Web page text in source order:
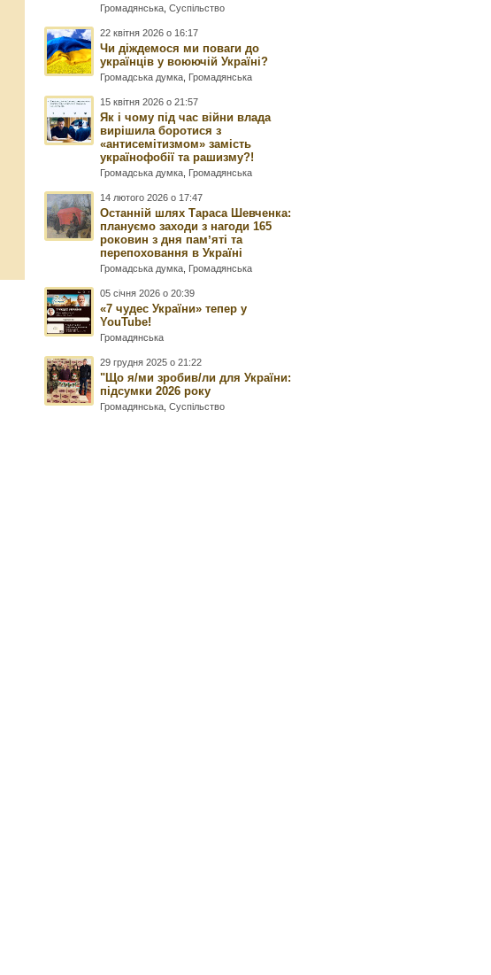
Громадянська ,Суспільство
22 квітня 2026 о 16:17
Чи діждемося ми поваги до
українців у воюючій Україні?
Громадська думка Громадянська
15 квітня 2026 о 21:57
Як і чому під час війни влада
вирішила боротися з
«антисемітизмом» замість
українофобії та рашизму?!
Громадська думка Громадянська
14 лютого 2026 о 17:47
Останній шлях Тараса Шевченка:
плануємо заходи з нагоди 165
роковин з дня памʼяті та
перепоховання в Україні
Громадська думка Громадянська
05 січня 2026 о 20:39
«7 чудес України» тепер у
YouTube!
Громадянська
29 грудня 2025 о 21:22
"Що я/ми зробив/ли для України:
підсумки 2026 року
Громадянська ,Суспільство